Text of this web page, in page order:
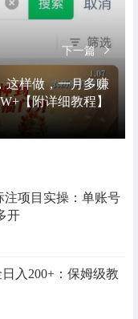
下一篇
这样做，一月多赚
【附详细教程】
注项目实操：单账号
开
入200+：保姆级教